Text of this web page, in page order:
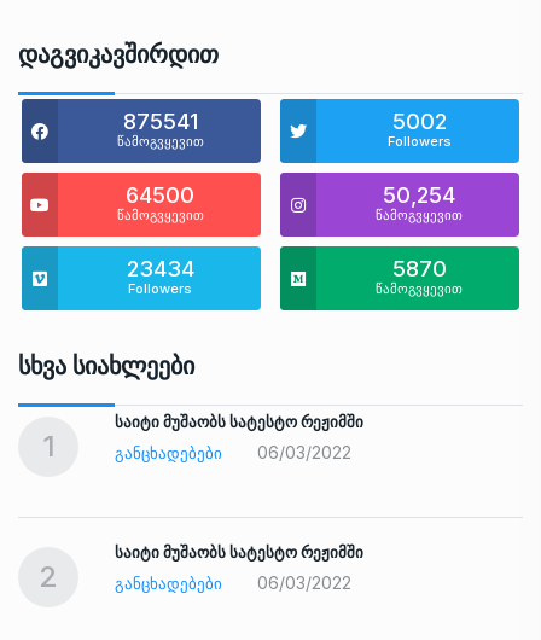
Დაგვიკავშირდით
875541
წამოგვყევით
5002
Followers
64500
წამოგვყევით
50,254
წამოგვყევით
23434
Followers
5870
წამოგვყევით
Სხვა Სიახლეები
1
საიტი მუშაობს სატესტო რეჟიმში
ᲒᲐᲜᲪᲮᲐᲓᲔᲑᲔᲑᲘ
06/03/2022
2
საიტი მუშაობს სატესტო რეჟიმში
ᲒᲐᲜᲪᲮᲐᲓᲔᲑᲔᲑᲘ
06/03/2022